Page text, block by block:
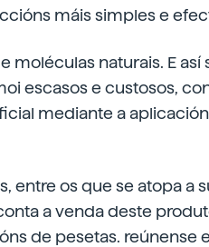
máis simples e
moléculas naturais. E así
escasos e custosos,
mediante a
entre os que se atopa a
a venda deste
de pesetas. reúnense